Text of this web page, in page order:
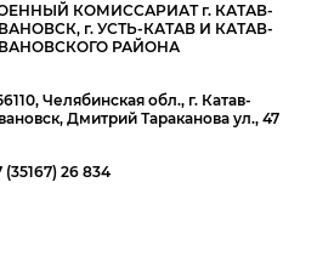
КОМИССАРИАТ г. КАТАВ-
г. УСТЬ-КАТАВ И КАТАВ-
РАЙОНА
Челябинская обл., г. Катав-
Дмитрий Тараканова ул., 47
(35167) 26 834